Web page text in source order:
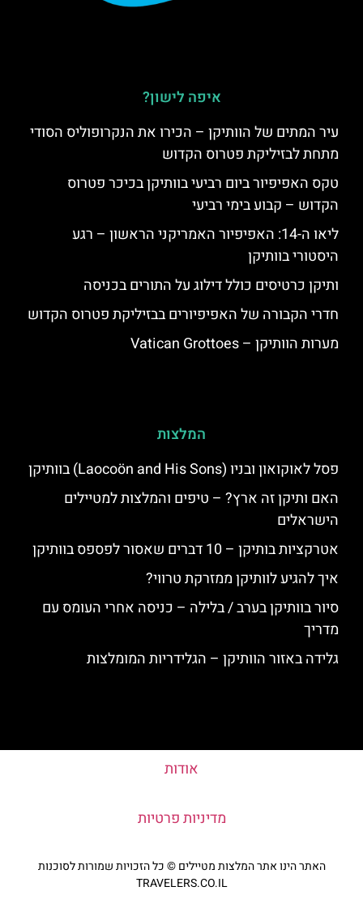
איפה לישון?
עיר המתים של הוותיקן – הכירו את הנקרופוליס הסודי
מתחת לבזיליקת פטרוס הקדוש
טקס האפיפיור ביום רביעי בוותיקן בכיכר פטרוס
הקדוש – קבוע בימי רביעי
ליאו ה-14: האפיפיור האמריקני הראשון – רגע
היסטורי בוותיקן
ותיקן כרטיסים כולל דילוג על התורים בכניסה
חדרי הקבורה של האפיפיורים בבזיליקת פטרוס הקדוש
מערות הוותיקן – Vatican Grottoes
המלצות
פסל לאוקואון ובניו (Laocoön and His Sons) בוותיקן
האם ותיקן זה ארץ? – טיפים והמלצות למטיילים
הישראלים
אטרקציות בותיקן – 10 דברים שאסור לפספס בוותיקן
איך להגיע לוותיקן ממזרקת טרווי?
סיור בוותיקן בערב / בלילה – כניסה אחרי העומס עם
מדריך
גלידה באזור הוותיקן – הגלידריות המומלצות
אודות
מדיניות פרטיות
האתר הינו אתר המלצות מטיילים © כל הזכויות שמורות לסוכנות
TRAVELERS.CO.IL